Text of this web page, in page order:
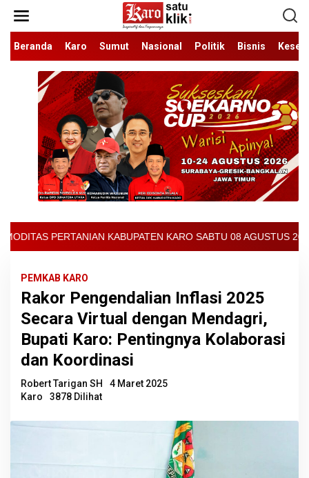
konten
Beranda
Karo Sumut Nasional Politik Bisnis
KARO SABTU 08 AGUSTUS 2026 - ARCIS
PEMKAB KARO
Rakor Pengendalian Inflasi 2025
Secara Virtual dengan Mendagri,
Bupati Karo: Pentingnya Kolaborasi
dan Koordinasi
Robert Tarigan SH
4 Maret 2025
Karo
3878 Dilihat